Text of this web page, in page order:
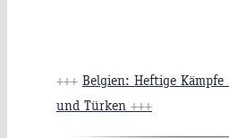
+++ Belgien: Heftige
und Türken +++